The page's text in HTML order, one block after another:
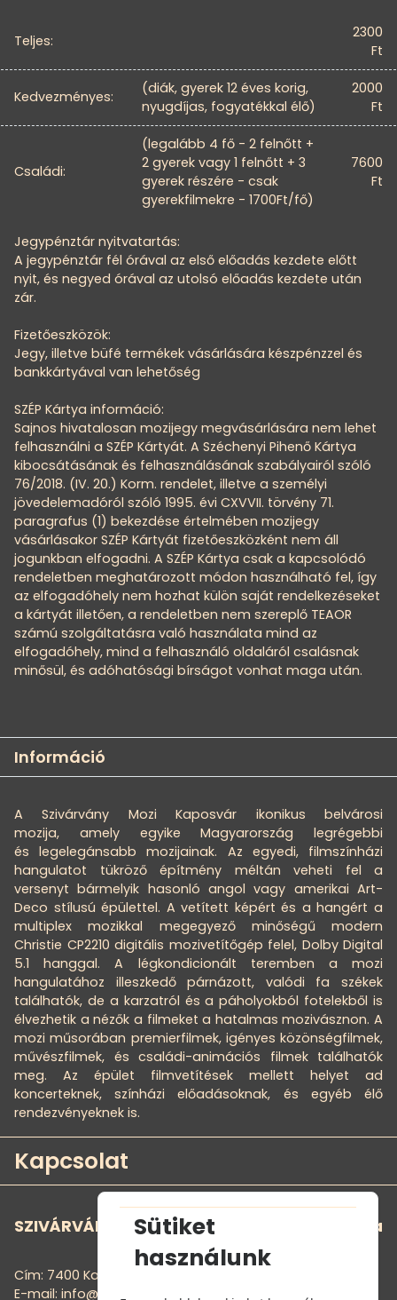
Teljes:
2300
Ft
Kedvezményes:
(diák, gyerek 12 éves korig,
nyugdíjas, fogyatékkal élő)
2000
Ft
Családi:
(legalább 4 fő - 2 felnőtt +
2 gyerek vagy 1 felnőtt + 3
gyerek részére - csak
gyerekfilmekre - 1700Ft/fő)
7600
Ft
Jegypénztár nyitvatartás:
A jegypénztár fél órával az első előadás kezdete előtt
nyit, és negyed órával az utolsó előadás kezdete után
zár.
Fizetőeszközök:
Jegy, illetve büfé termékek vásárlására készpénzzel és
bankkártyával van lehetőség
SZÉP Kártya információ:
Sajnos hivatalosan mozijegy megvásárlására nem lehet
felhasználni a SZÉP Kártyát. A Széchenyi Pihenő Kártya
kibocsátásának és felhasználásának szabályairól szóló
76/2018. (IV. 20.) Korm. rendelet, illetve a személyi
jövedelemadóról szóló 1995. évi CXVVII. törvény 71.
paragrafus (1) bekezdése értelmében mozijegy
vásárlásakor SZÉP Kártyát fizetőeszközként nem áll
jogunkban elfogadni. A SZÉP Kártya csak a kapcsolódó
rendeletben meghatározott módon használható fel, így
az elfogadóhely nem hozhat külön saját rendelkezéseket
a kártyát illetően, a rendeletben nem szereplő TEAOR
számú szolgáltatásra való használata mind az
elfogadóhely, mind a felhasználó oldaláról csalásnak
minősül, és adóhatósági bírságot vonhat maga után.
Információ
A Szivárvány Mozi Kaposvár ikonikus belvárosi
mozija, amely egyike Magyarország legrégebbi
és legelegánsabb mozijainak. Az egyedi, filmszínházi
hangulatot tükröző építmény méltán veheti fel a
versenyt bármelyik hasonló angol vagy amerikai Art-
Deco stílusú épülettel. A vetített képért és a hangért a
multiplex mozikkal megegyező minőségű modern
Christie CP2210 digitális mozivetítőgép felel, Dolby Digital
5.1 hanggal. A légkondicionált teremben a mozi
hangulatához illeszkedő párnázott, valódi fa székek
találhatók, de a karzatról és a páholyokból fotelekből is
élvezhetik a nézők a filmeket a hatalmas mozivásznon. A
mozi műsorában premierfilmek, igényes közönségfilmek,
művészfilmek, és családi-animációs filmek találhatók
meg. Az épület filmvetítések mellett helyet ad
koncerteknek, színházi előadásoknak, és egyéb élő
rendezvényeknek is.
Kapcsolat
SZIVÁRVÁNY MOZI - Szivárvány Kultúrpalota
Cím: 7400 Kaposvár, Noszlopy G. u. 1.
E-mail: info@szivarvanymozi.hu
Sütiket
használunk